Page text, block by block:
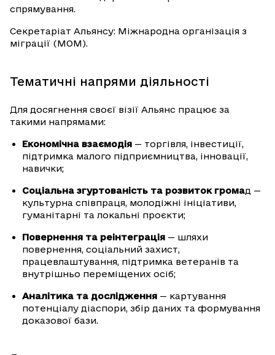
спрямування.
Секретаріат Альянсу: Міжнародна організація з
міграції (МОМ).
Тематичні напрями діяльності
Для досягнення своєї візії Альянс працює за
такими напрямами:
Економічна взаємодія — торгівля, інвестиції,
підтримка малого підприємництва, інновації,
навички;
Соціальна згуртованість та розвиток громад —
культурна співпраця, молодіжні ініціативи,
гуманітарні та локальні проєкти;
Повернення та реінтеграція — шляхи
повернення, соціальний захист,
працевлаштування, підтримка ветеранів та
внутрішньо переміщених осіб;
Аналітика та дослідження — картування
потенціалу діаспори, збір даних та формування
доказової бази.